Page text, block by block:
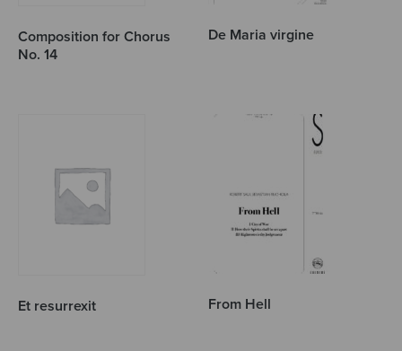
Composition for Chorus
No. 14
De Maria virgine
Et resurrexit From Hell